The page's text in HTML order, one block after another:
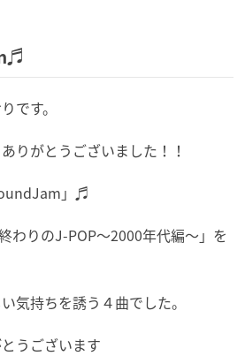
です。
りがとうございました！！
」♬
わりのJ-POP～2000年代編～」を
気持ちを誘う４曲でした。
うございます